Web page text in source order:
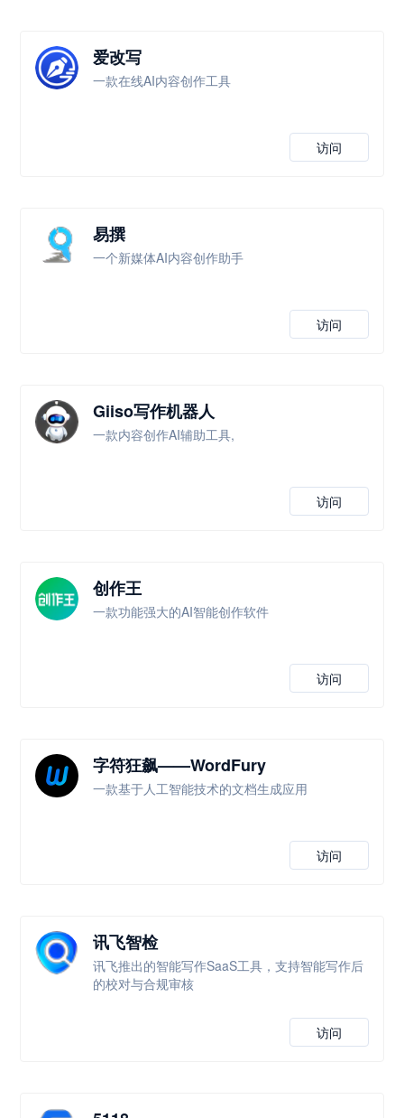
爱改写
一款在线AI内容创作工具
访问
易撰
一个新媒体AI内容创作助手
访问
Giiso写作机器人
一款内容创作AI辅助工具,
访问
创作王
一款功能强大的AI智能创作软件
访问
字符狂飙——WordFury
一款基于人工智能技术的文档生成应用
访问
讯飞智检
讯飞推出的智能写作SaaS工具，支持智能写作后
的校对与合规审核
访问